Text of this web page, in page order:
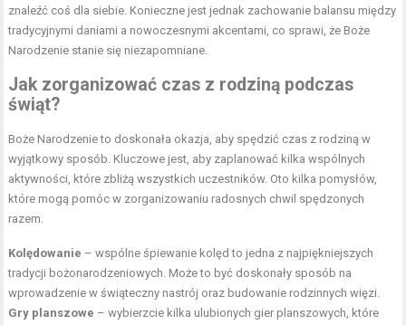
znaleźć coś dla siebie. Konieczne jest jednak zachowanie balansu między
tradycyjnymi daniami a nowoczesnymi akcentami, co sprawi, że Boże
Narodzenie stanie się niezapomniane.
Jak zorganizować czas z rodziną podczas
świąt?
Boże Narodzenie to doskonała okazja, aby spędzić czas z rodziną w
wyjątkowy sposób. Kluczowe jest, aby zaplanować kilka wspólnych
aktywności, które zbliżą wszystkich uczestników. Oto kilka pomysłów,
które mogą pomóc w zorganizowaniu radosnych chwil spędzonych
razem.
Kolędowanie – wspólne śpiewanie kolęd to jedna z najpiękniejszych
tradycji bożonarodzeniowych. Może to być doskonały sposób na
wprowadzenie w świąteczny nastrój oraz budowanie rodzinnych więzi.
Gry planszowe – wybierzcie kilka ulubionych gier planszowych, które